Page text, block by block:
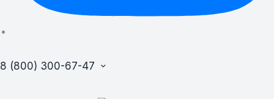
8 (800) 300-67-47